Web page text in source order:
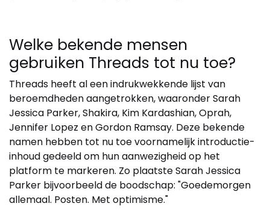
Welke bekende mensen
gebruiken Threads tot nu toe?
Threads heeft al een indrukwekkende lijst van
beroemdheden aangetrokken, waaronder Sarah
Jessica Parker, Shakira, Kim Kardashian, Oprah,
Jennifer Lopez en Gordon Ramsay. Deze bekende
namen hebben tot nu toe voornamelijk introductie-
inhoud gedeeld om hun aanwezigheid op het
platform te markeren. Zo plaatste Sarah Jessica
Parker bijvoorbeeld de boodschap: "Goedemorgen
allemaal. Posten. Met optimisme."